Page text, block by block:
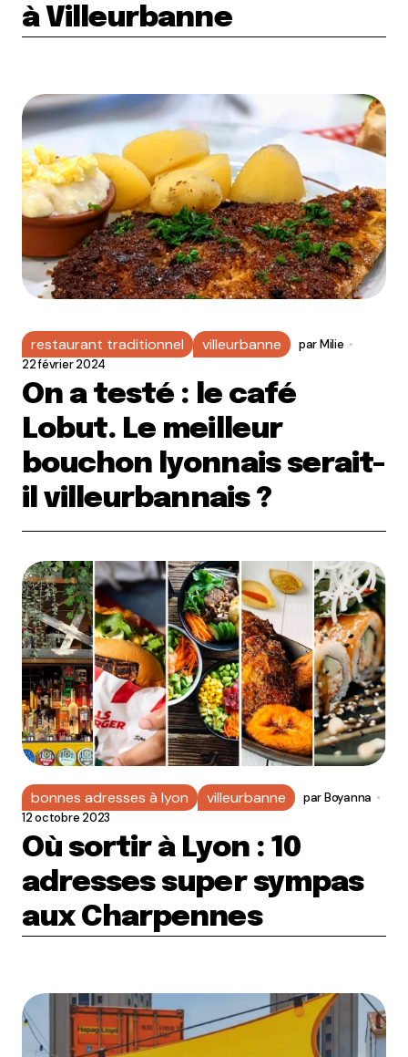
à Villeurbanne
restaurant traditionnel villeurbanne parMilie
22 février 2024
On a testé : le café
Lobut. Le meilleur
bouchon lyonnais serait-
il villeurbannais ?
bonnes adresses à lyon villeurbanne parBoyanna
12 octobre 2023
Où sortir à Lyon : 10
adresses super sympas
aux Charpennes